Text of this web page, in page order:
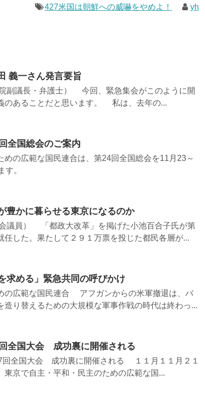
427米国は朝鮮への威嚇をやめよ！ yh
義一さん発言要旨
副議長・弁護士） 今回、緊急集会がこのように開
のあることだと思います。 私は、去年の...
全国総会のご案内
の広範な国民連合は、第24回全国総会を11月23～
す。
豊かに暮らせる東京になるのか
議員） 「都政大改革」を掲げた小池百合子氏が第
任した。果たして２９１万票を投じた都民各層が...
求める」緊急共同の呼びかけ
の広範な国民連合 アフガンからの米軍撤退は、バ
造り替えるための大規模な軍事作戦の時代は終わっ...
全国大会 成功裏に開催される
回全国大会 成功裏に開催される １１月１１月２１
東京で自主・平和・民主のための広範な国...